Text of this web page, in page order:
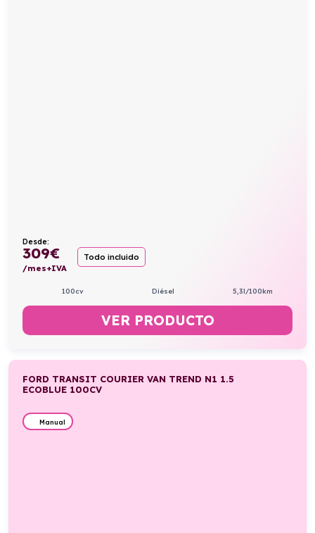
Desde:
309€
/mes+IVA
Todo incluido
100cv Diésel 5,3l/100km
VER PRODUCTO
FORD TRANSIT COURIER VAN TREND N1 1.5
ECOBLUE 100CV
Manual